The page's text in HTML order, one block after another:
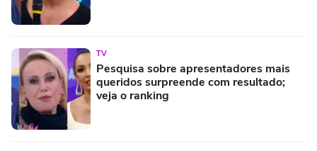
TV
Pesquisa sobre apresentadores mais
queridos surpreende com resultado;
veja o ranking